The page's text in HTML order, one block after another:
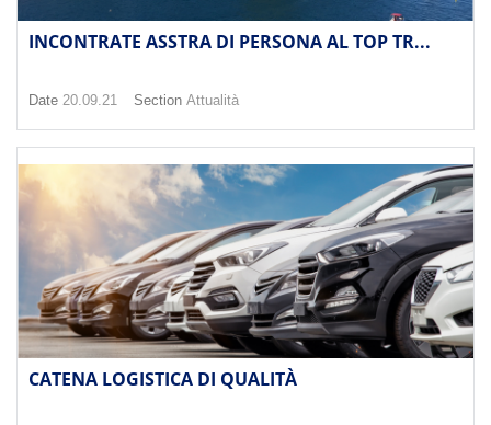
INCONTRATE ASSTRA DI PERSONA AL TOP TR...
Date 20.09.21 Section Attualità
CATENA LOGISTICA DI QUALITÀ